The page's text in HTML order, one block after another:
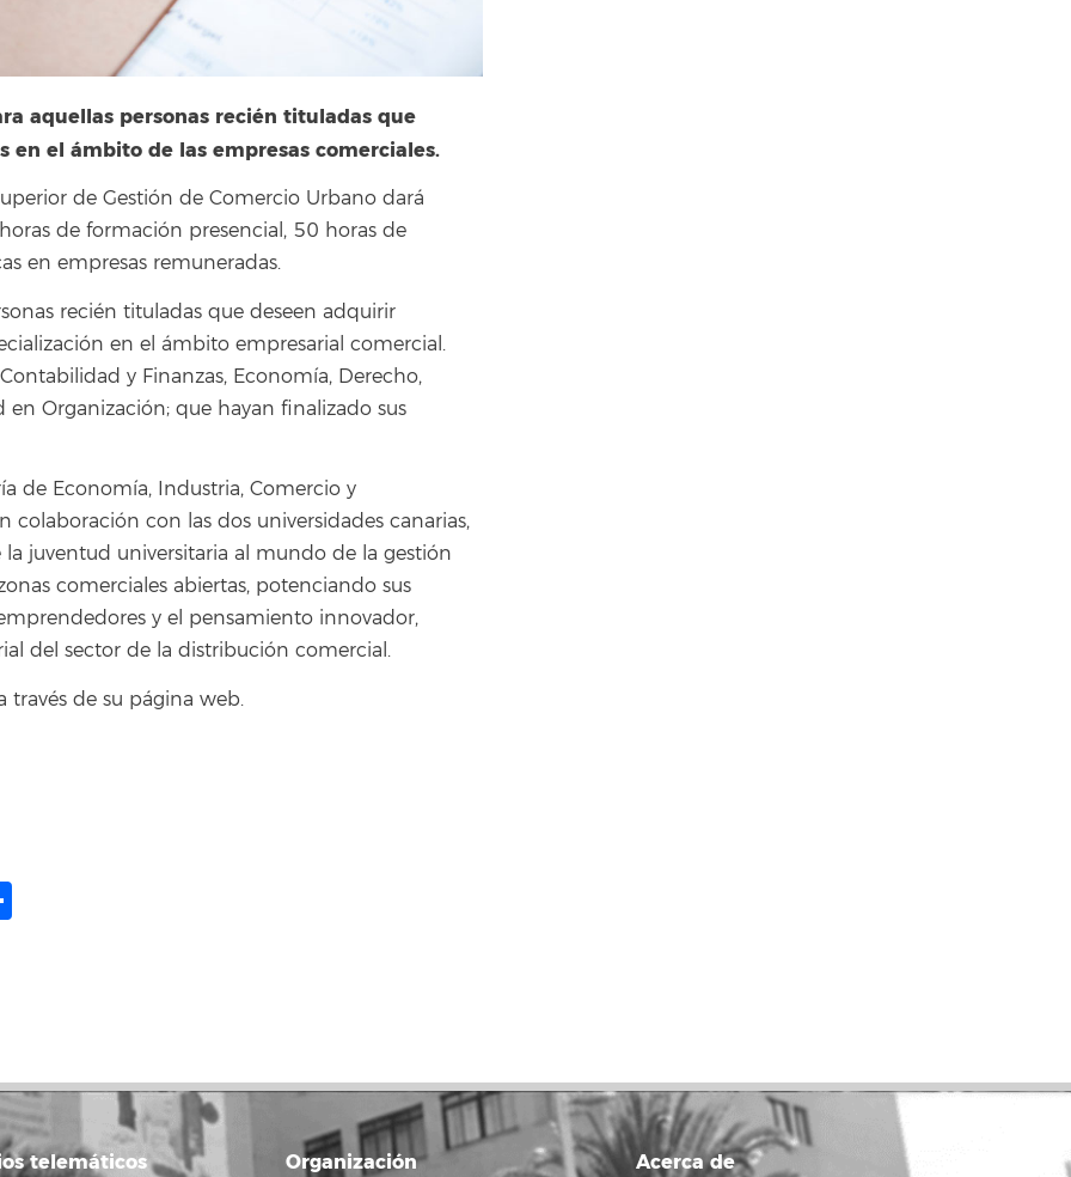
aquellas personas recién tituladas que
el ámbito de las empresas comerciales.
de Gestión de Comercio Urbano dará
de formación presencial, 50 horas de
en empresas remuneradas.
recién tituladas que deseen adquirir
en el ámbito empresarial comercial.
y Finanzas, Economía, Derecho,
Organización; que hayan finalizado sus
de Economía, Industria, Comercio y
colaboración con las dos universidades canarias,
juventud universitaria al mundo de la gestión
comerciales abiertas, potenciando sus
y el pensamiento innovador,
del sector de la distribución comercial.
través de su página web.
telemáticos Organización Acerca de